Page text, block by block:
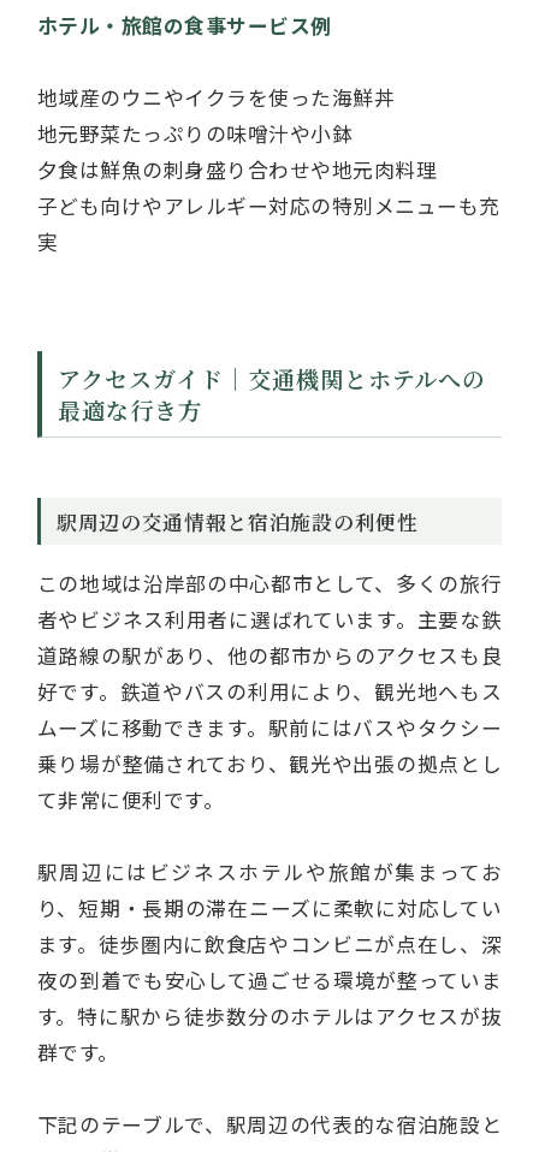
ホテル・旅館の食事サービス例
地域産のウニやイクラを使った海鮮丼
地元野菜たっぷりの味噌汁や小鉢
夕食は鮮魚の刺身盛り合わせや地元肉料理
子ども向けやアレルギー対応の特別メニューも充
実
アクセスガイド｜交通機関とホテルへの
最適な行き方
駅周辺の交通情報と宿泊施設の利便性
この地域は沿岸部の中心都市として、多くの旅行
者やビジネス利用者に選ばれています。主要な鉄
道路線の駅があり、他の都市からのアクセスも良
好です。鉄道やバスの利用により、観光地へもス
ムーズに移動できます。駅前にはバスやタクシー
乗り場が整備されており、観光や出張の拠点とし
て非常に便利です。
駅周辺にはビジネスホテルや旅館が集まってお
り、短期・長期の滞在ニーズに柔軟に対応してい
ます。徒歩圏内に飲食店やコンビニが点在し、深
夜の到着でも安心して過ごせる環境が整っていま
す。特に駅から徒歩数分のホテルはアクセスが抜
群です。
下記のテーブルで、駅周辺の代表的な宿泊施設と